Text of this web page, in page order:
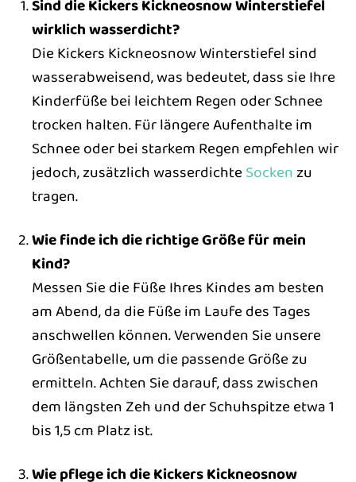
Sind die Kickers Kickneosnow Winterstiefel
wirklich wasserdicht?
Die Kickers Kickneosnow Winterstiefel sind
wasserabweisend, was bedeutet, dass sie Ihre
Kinderfüße bei leichtem Regen oder Schnee
trocken halten. Für längere Aufenthalte im
Schnee oder bei starkem Regen empfehlen wir
jedoch, zusätzlich wasserdichteSocken zu
tragen.
Wie finde ich die richtige Größe für mein
Kind?
Messen Sie die Füße Ihres Kindes am besten
am Abend, da die Füße im Laufe des Tages
anschwellen können. Verwenden Sie unsere
Größentabelle, um die passende Größe zu
ermitteln. Achten Sie darauf, dass zwischen
dem längsten Zeh und der Schuhspitze etwa 1
bis 1,5 cm Platz ist.
Wie pflege ich die Kickers Kickneosnow